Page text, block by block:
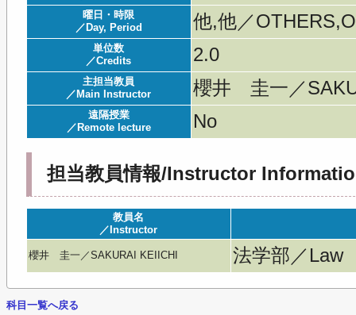
曜日・時限
／Day, Period
他,他／
単位数
／Credits
2.0
主担当教員
／Main Instructor
櫻井 圭一／
遠隔授業
／Remote lecture
No
担当教員情報/Instructor
教員名
／Instructor
櫻井 圭一／SAKURAI KEIICHI 法学部／Law
科目一覧へ戻る